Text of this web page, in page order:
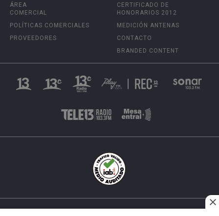
ÁREA
COMERCIAL
POLÍTICAS COMERCIALES
PROVEEDORES
CERTIFICADO DE
HONORARIOS 2012
MEDICIÓN ANTENAS
CONTACTO
BRANDED CONTENT